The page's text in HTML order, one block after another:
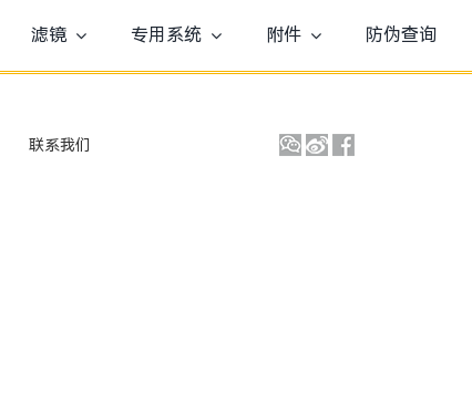
滤镜 专用系统 附件 防伪查询
联系我们